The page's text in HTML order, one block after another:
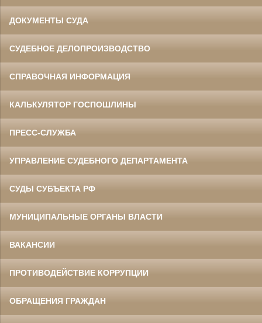
ДОКУМЕНТЫ СУДА
СУДЕБНОЕ ДЕЛОПРОИЗВОДСТВО
СПРАВОЧНАЯ ИНФОРМАЦИЯ
КАЛЬКУЛЯТОР ГОСПОШЛИНЫ
ПРЕСС-СЛУЖБА
УПРАВЛЕНИЕ СУДЕБНОГО ДЕПАРТАМЕНТА
СУДЫ СУБЪЕКТА РФ
МУНИЦИПАЛЬНЫЕ ОРГАНЫ ВЛАСТИ
ВАКАНСИИ
ПРОТИВОДЕЙСТВИЕ КОРРУПЦИИ
ОБРАЩЕНИЯ ГРАЖДАН